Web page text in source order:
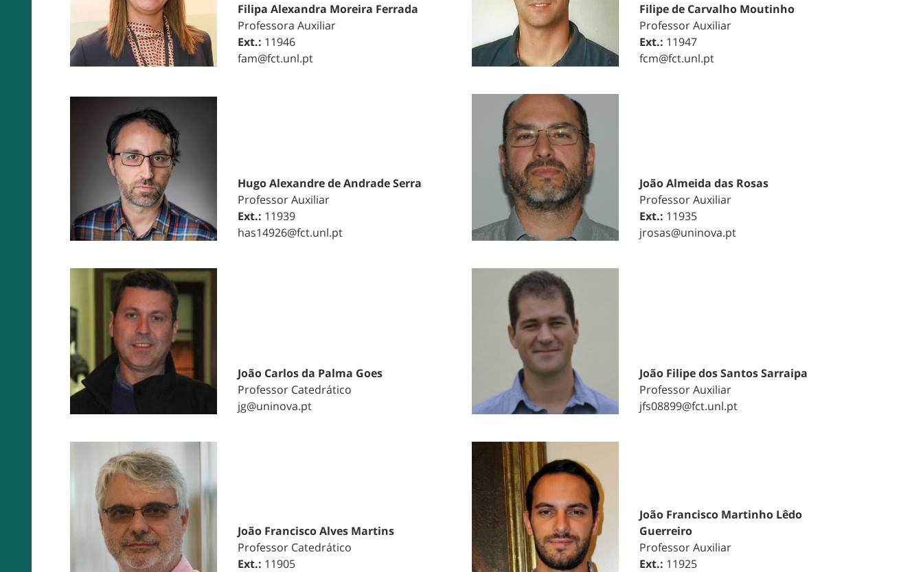
Filipa Alexandra Moreira Ferrada
Professora Auxiliar
Ext.: 11946
fam@fct.unl.pt
Filipe de Carvalho Moutinho
Professor Auxiliar
Ext.: 11947
fcm@fct.unl.pt
Hugo Alexandre de Andrade Serra
Professor Auxiliar
Ext.: 11939
has14926@fct.unl.pt
João Almeida das Rosas
Professor Auxiliar
Ext.: 11935
jrosas@uninova.pt
João Carlos da Palma Goes
Professor Catedrático
jg@uninova.pt
João Filipe dos Santos Sarraipa
Professor Auxiliar
jfs08899@fct.unl.pt
João Francisco Alves Martins
Professor Catedrático
Ext.: 11905
João Francisco Martinho Lêdo
Guerreiro
Professor Auxiliar
Ext.: 11925